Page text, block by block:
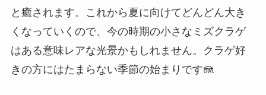
と癒されます。これから夏に向けてどんどん大き
くなっていくので、今の時期の小さなミズクラゲ
はある意味レアな光景かもしれません。クラゲ好
きの方にはたまらない季節の始まりです🪼